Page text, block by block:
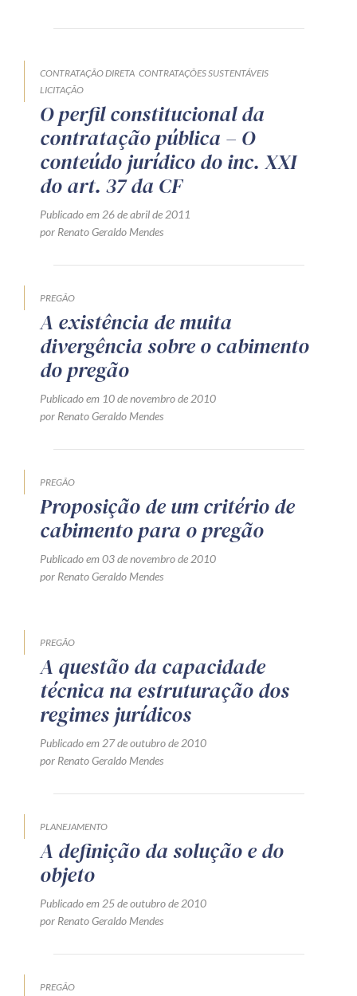
Orientação por Escrito
Mentoria Zênite
Capacitação
Zênite Online
Telefone (41) 2109-8666
Whatsapp (41) 98881-6616
CONTRATAÇÃO DIRETA CONTRATAÇÕES SUSTENTÁVEIS
LICITAÇÃO
O perfil constitucional da
contratação pública – O
conteúdo jurídico do inc. XXI
do art. 37 da CF
Publicado em 26 de abril de 2011
por Renato Geraldo Mendes
PREGÃO
A existência de muita
divergência sobre o cabimento
do pregão
Publicado em 10 de novembro de 2010
por Renato Geraldo Mendes
PREGÃO
Proposição de um critério de
cabimento para o pregão
Publicado em 03 de novembro de 2010
por Renato Geraldo Mendes
PREGÃO
A questão da capacidade
técnica na estruturação dos
regimes jurídicos
Publicado em 27 de outubro de 2010
por Renato Geraldo Mendes
PLANEJAMENTO
A definição da solução e do
objeto
Publicado em 25 de outubro de 2010
por Renato Geraldo Mendes
PREGÃO